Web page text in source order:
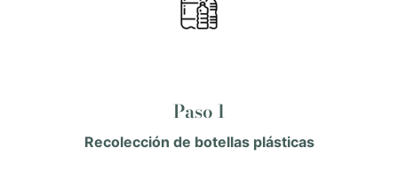
Paso 1
Recolección de botellas plásticas